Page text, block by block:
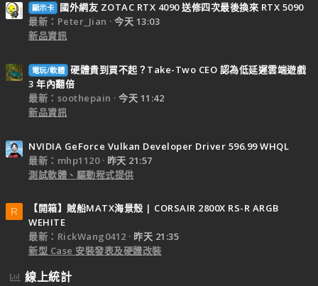
顯示卡
國外網友 ZOTAC RTX 4090 送修四次最後換來 RTX 5090
最新：Peter_Jian
今天 13:03
新品資訊
電玩/軟體 硬體貴到買不起？Take-Two CEO 認為低延遲雲端遊戲
3 年內翻倍
最新：soothepain
今天 11:42
新品資訊
NVIDIA GeForce Vulkan Developer Driver 596.99 WHQL
最新：mhp1120
昨天 21:57
測試軟體、驅動程式提供
R
【開箱】賊船MATX海景殼 | CORSAIR 2800X RS-R ARGB
WEHITE
最新：RickWang0412
昨天 21:35
新型 Case 安裝發表及硬體改裝
線上統計